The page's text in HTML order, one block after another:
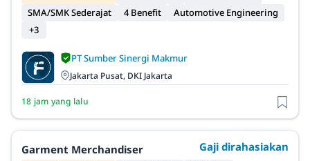
SMA/SMK Sederajat
4 Benefit
Automotive Engineering
+3
PT Sumber Sinergi Makmur
Jakarta Pusat, DKI Jakarta
18 jam yang lalu
Garment Merchandiser Gaji dirahasiakan